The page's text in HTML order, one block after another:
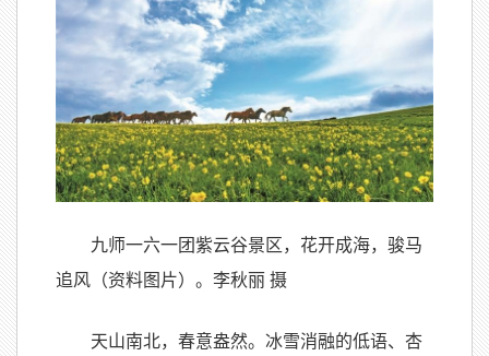
九师一六一团紫云谷景区，花开成海，骏马
追风（资料图片）。李秋丽 摄
天山南北，春意盎然。冰雪消融的低语、杏